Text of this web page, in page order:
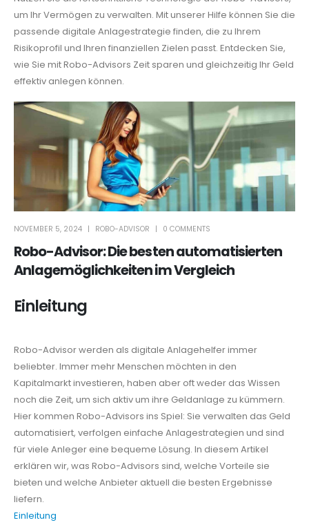
um Ihr Vermögen zu verwalten. Mit unserer Hilfe können Sie die
passende digitale Anlagestrategie finden, die zu Ihrem
Risikoprofil und Ihren finanziellen Zielen passt. Entdecken Sie,
wie Sie mit Robo-Advisors Zeit sparen und gleichzeitig Ihr Geld
effektiv anlegen können.
Robo-Advisor: Die besten automatisierten
Anlagemöglichkeiten im Vergleich
NOVEMBER 5, 2024 ROBO-ADVISOR 0 COMMENTS
Einleitung
Robo-Advisor werden als digitale Anlagehelfer immer
beliebter. Immer mehr Menschen möchten in den
Kapitalmarkt investieren, haben aber oft weder das Wissen
noch die Zeit, um sich aktiv um ihre Geldanlage zu kümmern.
Hier kommen Robo-Advisors ins Spiel: Sie verwalten das Geld
automatisiert, verfolgen einfache Anlagestrategien und sind
für viele Anleger eine bequeme Lösung. In diesem Artikel
erklären wir, was Robo-Advisors sind, welche Vorteile sie
bieten und welche Anbieter aktuell die besten Ergebnisse
liefern.
Einleitung